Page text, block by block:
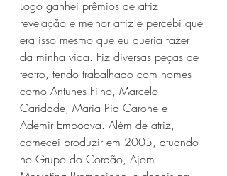
Logo ganhei prêmios de atriz
revelação e melhor atriz e percebi que
era isso mesmo que eu queria fazer
da minha vida. Fiz diversas peças de
teatro, tendo trabalhado com nomes
como Antunes Filho, Marcelo
Caridade, Maria Pia Carone e
Ademir Emboava. Além de atriz,
comecei produzir em 2005, atuando
no Grupo do Cordão, Ajom